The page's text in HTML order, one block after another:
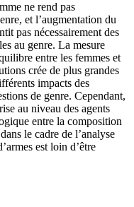
ne rend pas
et l’augmentation du
pas nécessairement des
au genre. La mesure
entre les femmes et
crée de plus grandes
impacts des
de genre. Cependant,
au niveau des agents
entre la composition
le cadre de l’analyse
est loin d’être